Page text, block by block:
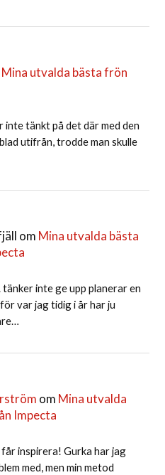
Mina utvalda bästa frön
inte tänkt på det där med den
utifrån, trodde man skulle
om Mina utvalda bästa
inte ge upp planerar en
var jag tidig i år har ju
om Mina utvalda
Impecta
inspirera! Gurka har jag
med, men min metod